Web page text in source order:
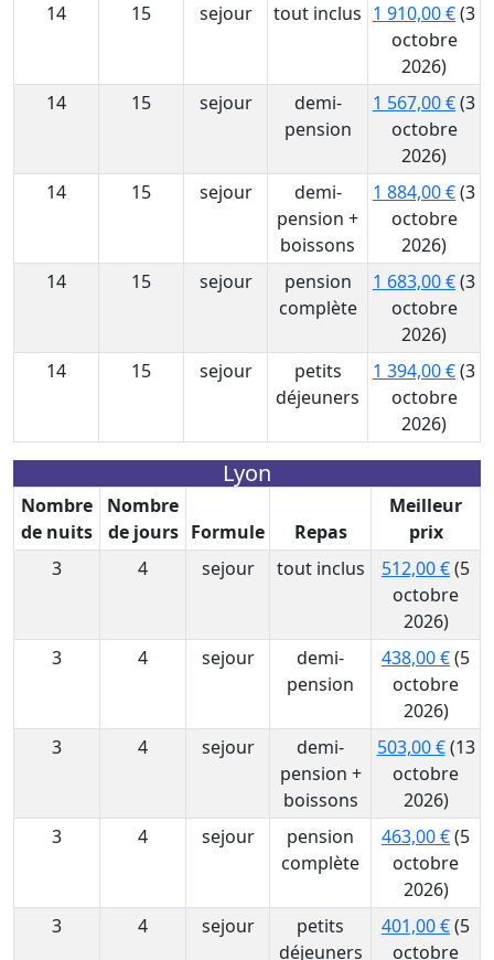
14
15 sejour tout inclus 1 910,00 €(3
octobre
2026)
14
15 sejour
demi-
pension
1 567,00 €(3
octobre
2026)
14
15 sejour
demi-
pension +
boissons
1 884,00 €(3
octobre
2026)
14
15 sejour
pension
complète
1 683,00 €(3
octobre
2026)
14
15 sejour
petits
déjeuners
1 394,00 €(3
octobre
2026)
Lyon
Nombre
de nuits
Nombre
de jours Formule Repas
Meilleur
prix
3
4 sejour tout inclus 512,00 €(5
octobre
2026)
3
4 sejour
demi-
pension
438,00 €(5
octobre
2026)
3
4 sejour
demi-
pension +
boissons
503,00 €(13
octobre
2026)
3
4 sejour
pension
complète
463,00 €(5
octobre
2026)
3
4 sejour
petits
déjeuners
401,00 €(5
octobre